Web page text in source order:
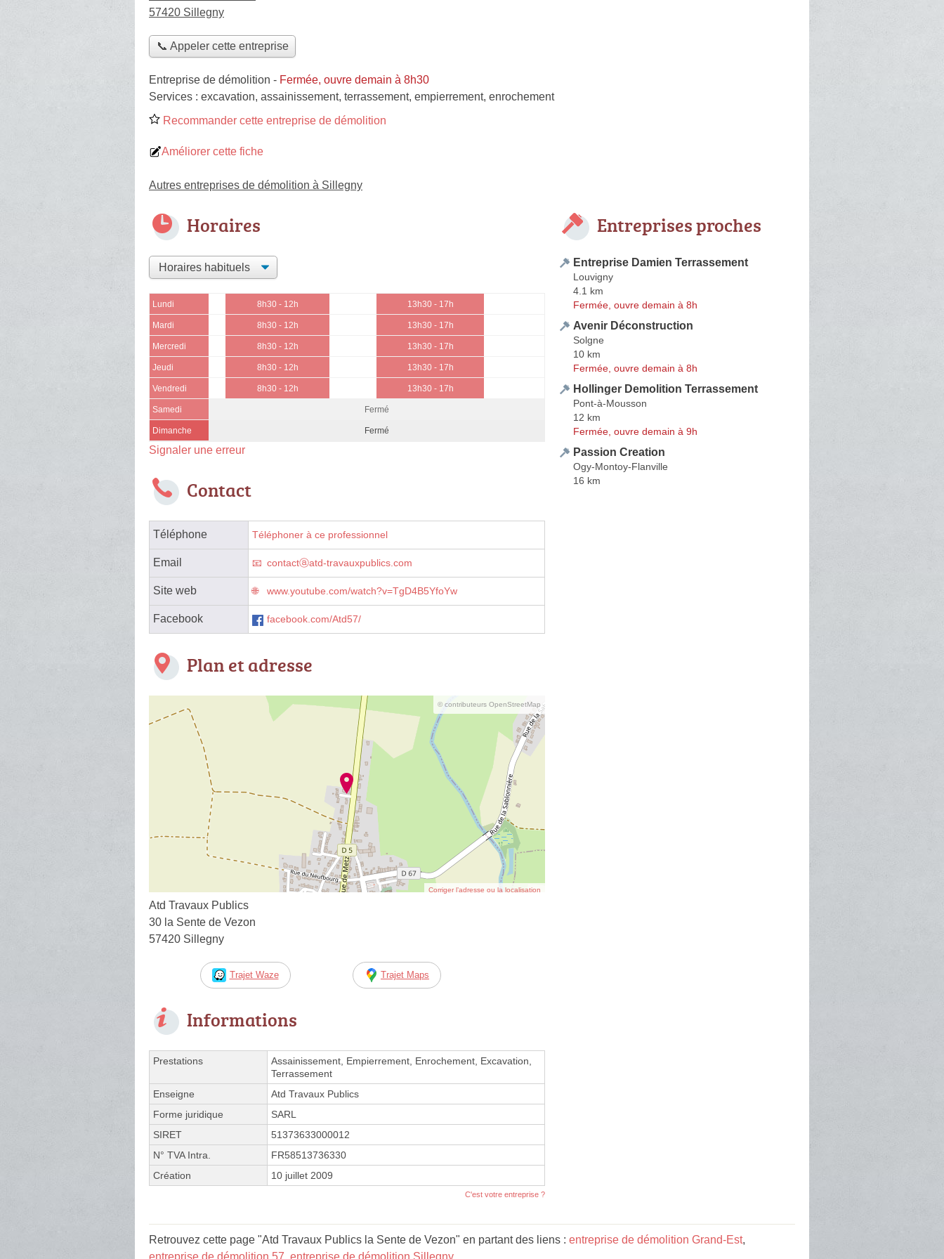
57420 Sillegny
📞 Appeler cette entreprise
Entreprise de démolition - Fermée, ouvre demain à 8h30
Services : excavation, assainissement, terrassement, empierrement, enrochement
Recommander cette entreprise de démolition
Améliorer cette fiche
Autres entreprises de démolition à Sillegny
Horaires
Lundi 8h30 - 12h 13h30 - 17h
Mardi 8h30 - 12h 13h30 - 17h
Mercredi 8h30 - 12h 13h30 - 17h
Jeudi 8h30 - 12h 13h30 - 17h
Vendredi 8h30 - 12h 13h30 - 17h
Samedi Fermé
Dimanche Fermé
Signaler une erreur
Contact
Téléphone Téléphoner à ce professionnel
Email contactⓐatd-travauxpublics.com
Site web www.youtube.com/watch?v=TgD4B5YfoYw
Facebook facebook.com/Atd57/
Plan et adresse
© contributeurs OpenStreetMap
Corriger l’adresse ou la localisation
Atd Travaux Publics
30 la Sente de Vezon
57420 Sillegny
Trajet Waze Trajet Maps
Informations
Prestations
Assainissement, Empierrement, Enrochement, Excavation,
Terrassement
Enseigne
Atd Travaux Publics
Forme juridique
SARL
SIRET
51373633000012
N° TVA Intra.
FR58513736330
Création
10 juillet 2009
C'est votre entreprise ?
Entreprises proches
Entreprise Damien Terrassement
Louvigny
4.1 km
Fermée, ouvre demain à 8h
Avenir Déconstruction
Solgne
10 km
Fermée, ouvre demain à 8h
Hollinger Demolition Terrassement
Pont-à-Mousson
12 km
Fermée, ouvre demain à 9h
Passion Creation
Ogy-Montoy-Flanville
16 km
Retrouvez cette page "Atd Travaux Publics la Sente de Vezon" en partant des liens : entreprise de démolition Grand-Est,
entreprise de démolition 57 entreprise de démolition Sillegny.